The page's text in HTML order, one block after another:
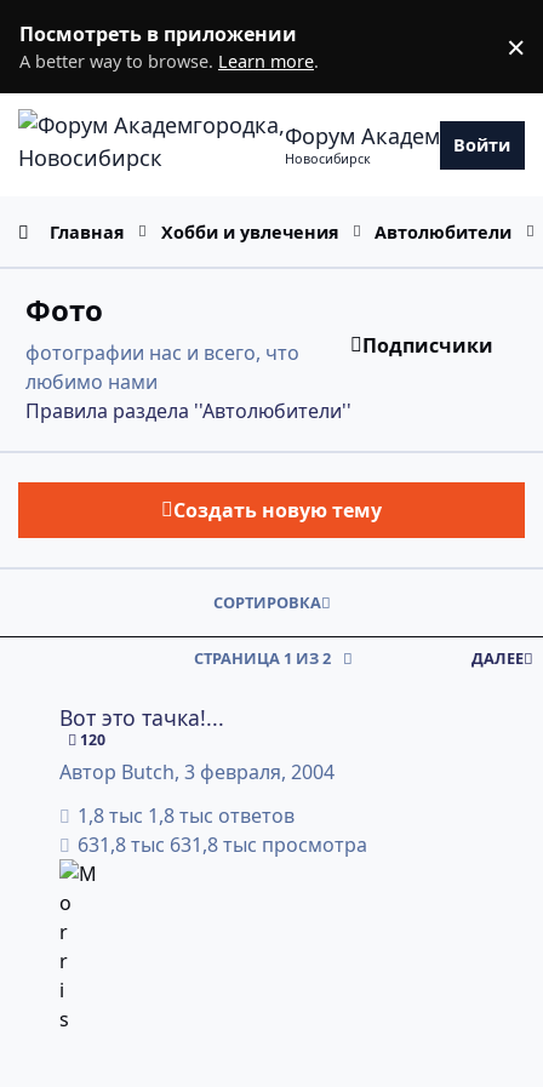
Посмотреть в приложении
A better way to browse. Learn more. ×
Форум Академгородка
Новосибирск
Войти
Главная Хобби и увлечения Автолюбители
Фото
фотографии нас и всего, что
любимо нами
Подписчики
Правила раздела ''Автолюбители''
Создать новую тему
ДАЛЕЕ
СТРАНИЦА 1 ИЗ 2
СОРТИРОВКА
Вот это тачка!...
120
Автор Butch, 3 февраля, 2004
1,8 тыс ответов
631,8 тыс просмотра